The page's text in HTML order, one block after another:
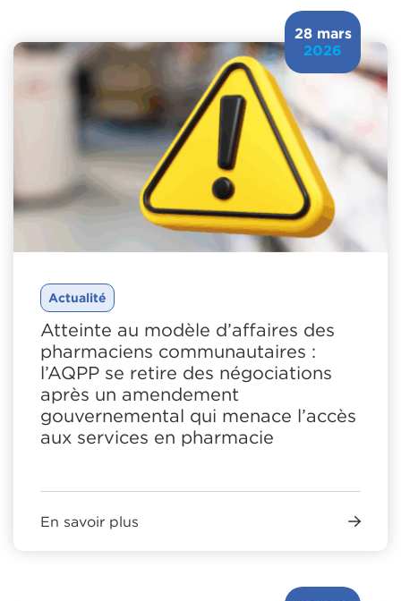
28 mars
2026
Actualité
Atteinte au modèle d’affaires des
pharmaciens communautaires :
l’AQPP se retire des négociations
après un amendement
gouvernemental qui menace l’accès
aux services en pharmacie
En savoir plus